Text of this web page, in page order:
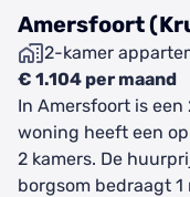
Amersfoort
2-kamer
€ 1.104 per maand
In Amersfoort is
woning heeft een
2 kamers. De
borgsom bedraagt 1